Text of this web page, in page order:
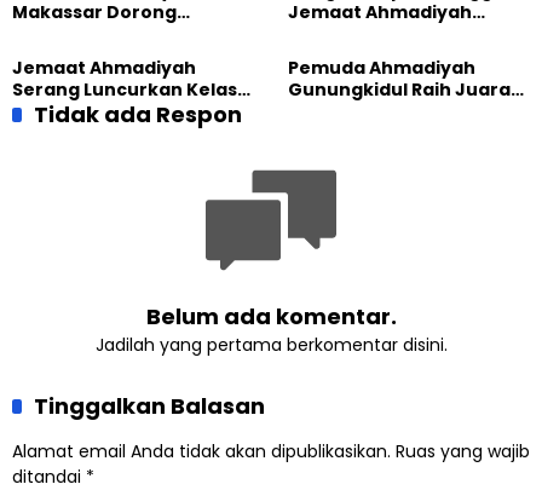
Makassar Dorong
Lewat Edukasi Ekoteologi
Jemaat Ahmadiyah
Sambut HUT RI ke-81
Jemaat Ahmadiyah
Serang Luncurkan Kelas
Tatar, Fokus Cetak
Pemuda Ahmadiyah
Gunungkidul Raih Juara
Tidak ada Respon
Belum ada komentar.
Jadilah yang pertama berkomentar disini.
Tinggalkan Balasan
Alamat email Anda tidak akan dipublikasikan. Ruas yang wajib
ditandai *